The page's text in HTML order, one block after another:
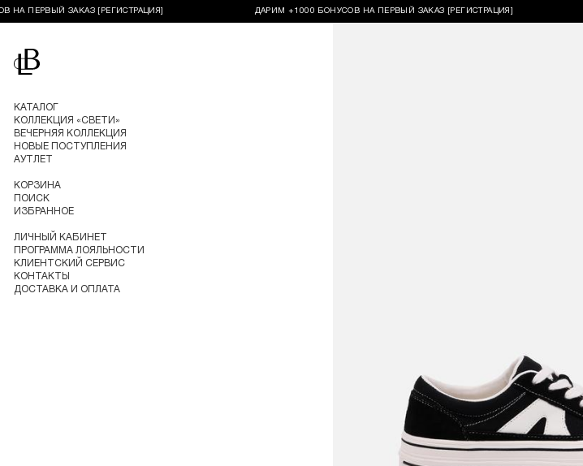
ЗАКАЗ [РЕГИСТРАЦИЯ] ДАРИМ +1000 БОНУСОВ НА ПЕРВЫЙ ЗАКАЗ [РЕГИСТРАЦИЯ]
Перейти на главную
КАТАЛОГ
КОЛЛЕКЦИЯ «СВЕТИ»
ВЕЧЕРНЯЯ КОЛЛЕКЦИЯ
НОВЫЕ ПОСТУПЛЕНИЯ
АУТЛЕТ
КОРЗИНА
ПОИСК
ИЗБРАННОЕ
ЛИЧНЫЙ КАБИНЕТ
ПРОГРАММА ЛОЯЛЬНОСТИ
КЛИЕНТСКИЙ СЕРВИС
КОНТАКТЫ
ДОСТАВКА И ОПЛАТА